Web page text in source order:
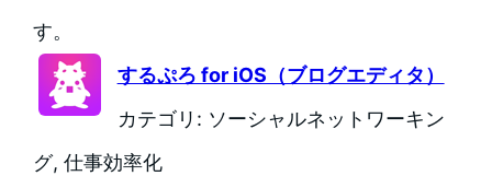
す。
するぷろ for iOS（ブログエディタ）
カテゴリ: ソーシャルネットワーキン
グ, 仕事効率化